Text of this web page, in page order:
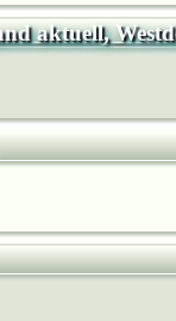
aktuell,